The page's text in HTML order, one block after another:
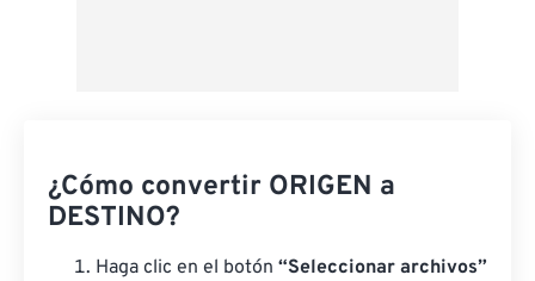
¿Cómo convertir ORIGEN a
DESTINO?
Haga clic en el botón “Seleccionar archivos”